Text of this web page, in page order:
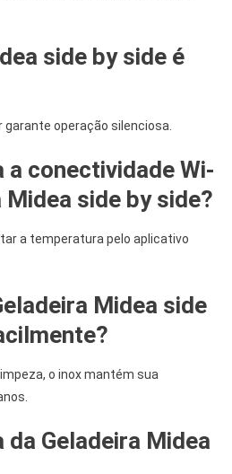
side byside é
operação silenciosa.
a conectividade Wi-
Midea side by side?
a temperatura pelo aplicativo
Midea side
o inox mantém sua
da Geladeira Midea